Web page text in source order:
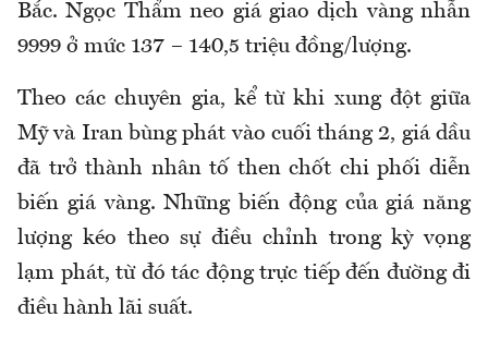
Bắc. Ngọc Thẩmneo giá giao dịch vàng nhẫn
9999 ở mức 137 – 140,5 triệu đồng/lượng.
Theo các chuyên gia, kể từ khi xung đột giữa
Mỹ và Iran bùng phát vào cuối tháng 2, giá dầu
đã trở thành nhân tố then chốt chi phối diễn
biến giávàng. Những biến động của giá năng
lượng kéo theo sự điều chỉnh trong kỳ vọng
lạm phát, từ đó tác động trực tiếp đến đường đi
điều hành lãi suất.